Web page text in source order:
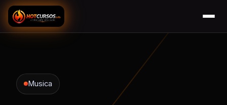
Musica